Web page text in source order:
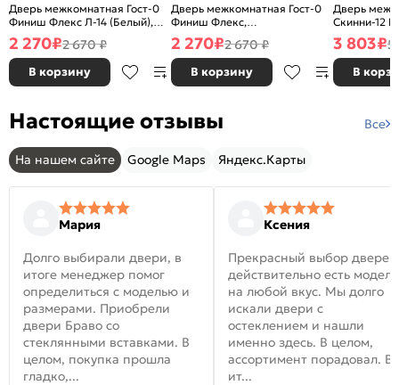
Дверь межкомнатная Гост-0
Финиш Флекс Л-14 (Белый),
глухая, каркасно-щитовая
2 270₽2 670 ₽
В корзину
Дверь межкомнатная Гост-0
Финиш Флекс,
Ламинированные Л-11
(ИталОрех), глухая, каркасно-
щитовая
2 270₽2 670 ₽
В корзину
Дверь
Скинни-12
глухая,
3 803₽5
В
Настоящие отзывы Все
На нашем сайте Google Maps Яндекс.Карты
Мария
Долго выбирали двери, в
итоге менеджер помог
определиться с моделью и
размерами. Приобрели
двери Браво со
стеклянными вставками. В
целом, покупка прошла
гладко,...
Ксения
Прекрасный выбор
действительно есть модели
на любой вкус. Мы долго
искали двери с
остеклением и нашли
именно здесь. В целом,
ассортимент порадовал. В
ит...